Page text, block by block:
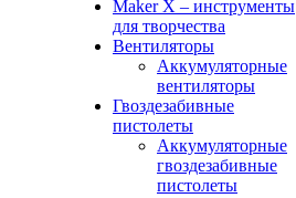
Maker X – инструменты
для творчества
Вентиляторы
Аккумуляторные
вентиляторы
Гвоздезабивные
пистолеты
Аккумуляторные
гвоздезабивные
пистолеты